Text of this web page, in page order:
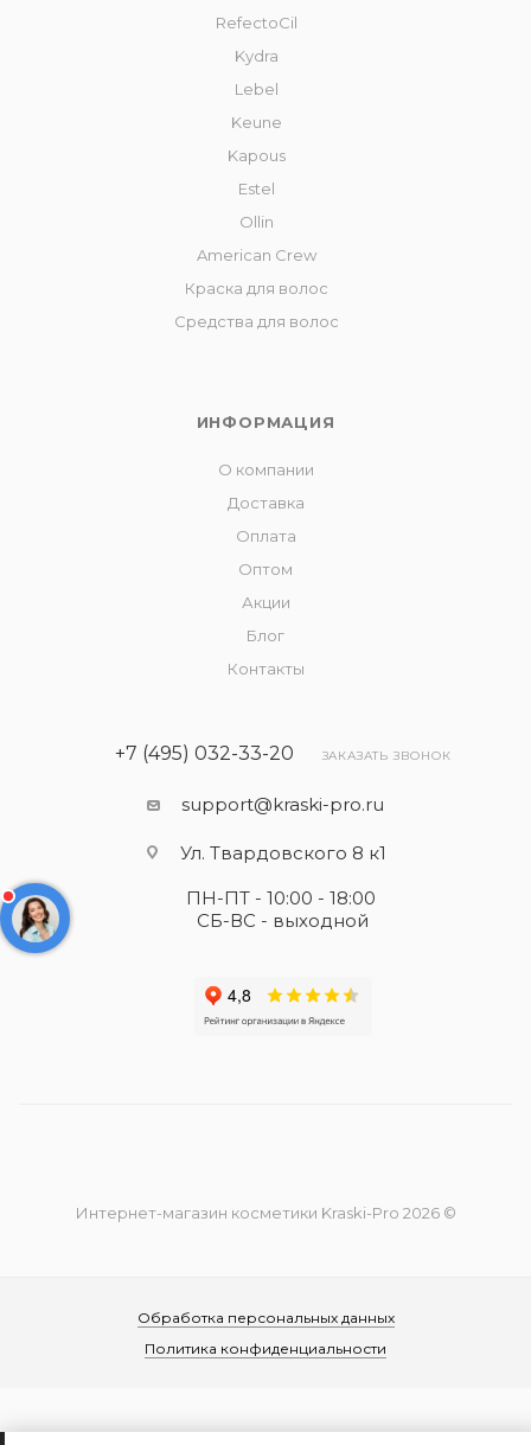
RefectoCil
Kydra
Lebel
Keune
Kapous
Estel
Ollin
American Crew
Краска для волос
Средства для волос
ИНФОРМАЦИЯ
О компании
Доставка
Оплата
Оптом
Акции
Блог
Контакты
+7 (495) 032-33-20 ЗАКАЗАТЬ ЗВОНОК
support@kraski-pro.ru
Ул. Твардовского 8 к1
ПН-ПТ - 10:00 - 18:00
СБ-ВС - выходной
Интернет-магазин косметики Kraski-Pro 2026 ©
Обработка персональных данных
Политика конфиденциальности